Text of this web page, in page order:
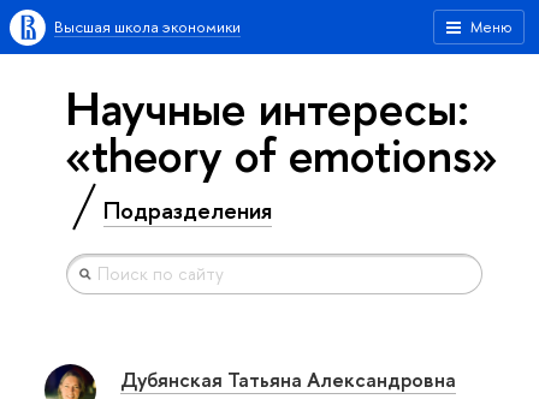
Меню
Высшая школа экономики
Научные интересы:
«theory of emotions»
Подразделения
Дубянская Татьяна Александровна